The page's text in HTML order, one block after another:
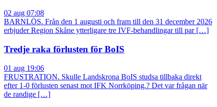
02 aug 07:08
BARNLÖS. Från den 1 augusti och fram till den 31 december 2026
erbjuder Region Skåne ytterligare tre IVF-behandlingar till par […]
Tredje raka förlusten för BoIS
01 aug 19:06
FRUSTRATION. Skulle Landskrona BoIS studsa tillbaka direkt
efter 1-0 förlusten senast mot IFK Norrköping.? Det var frågan när
de randige […]